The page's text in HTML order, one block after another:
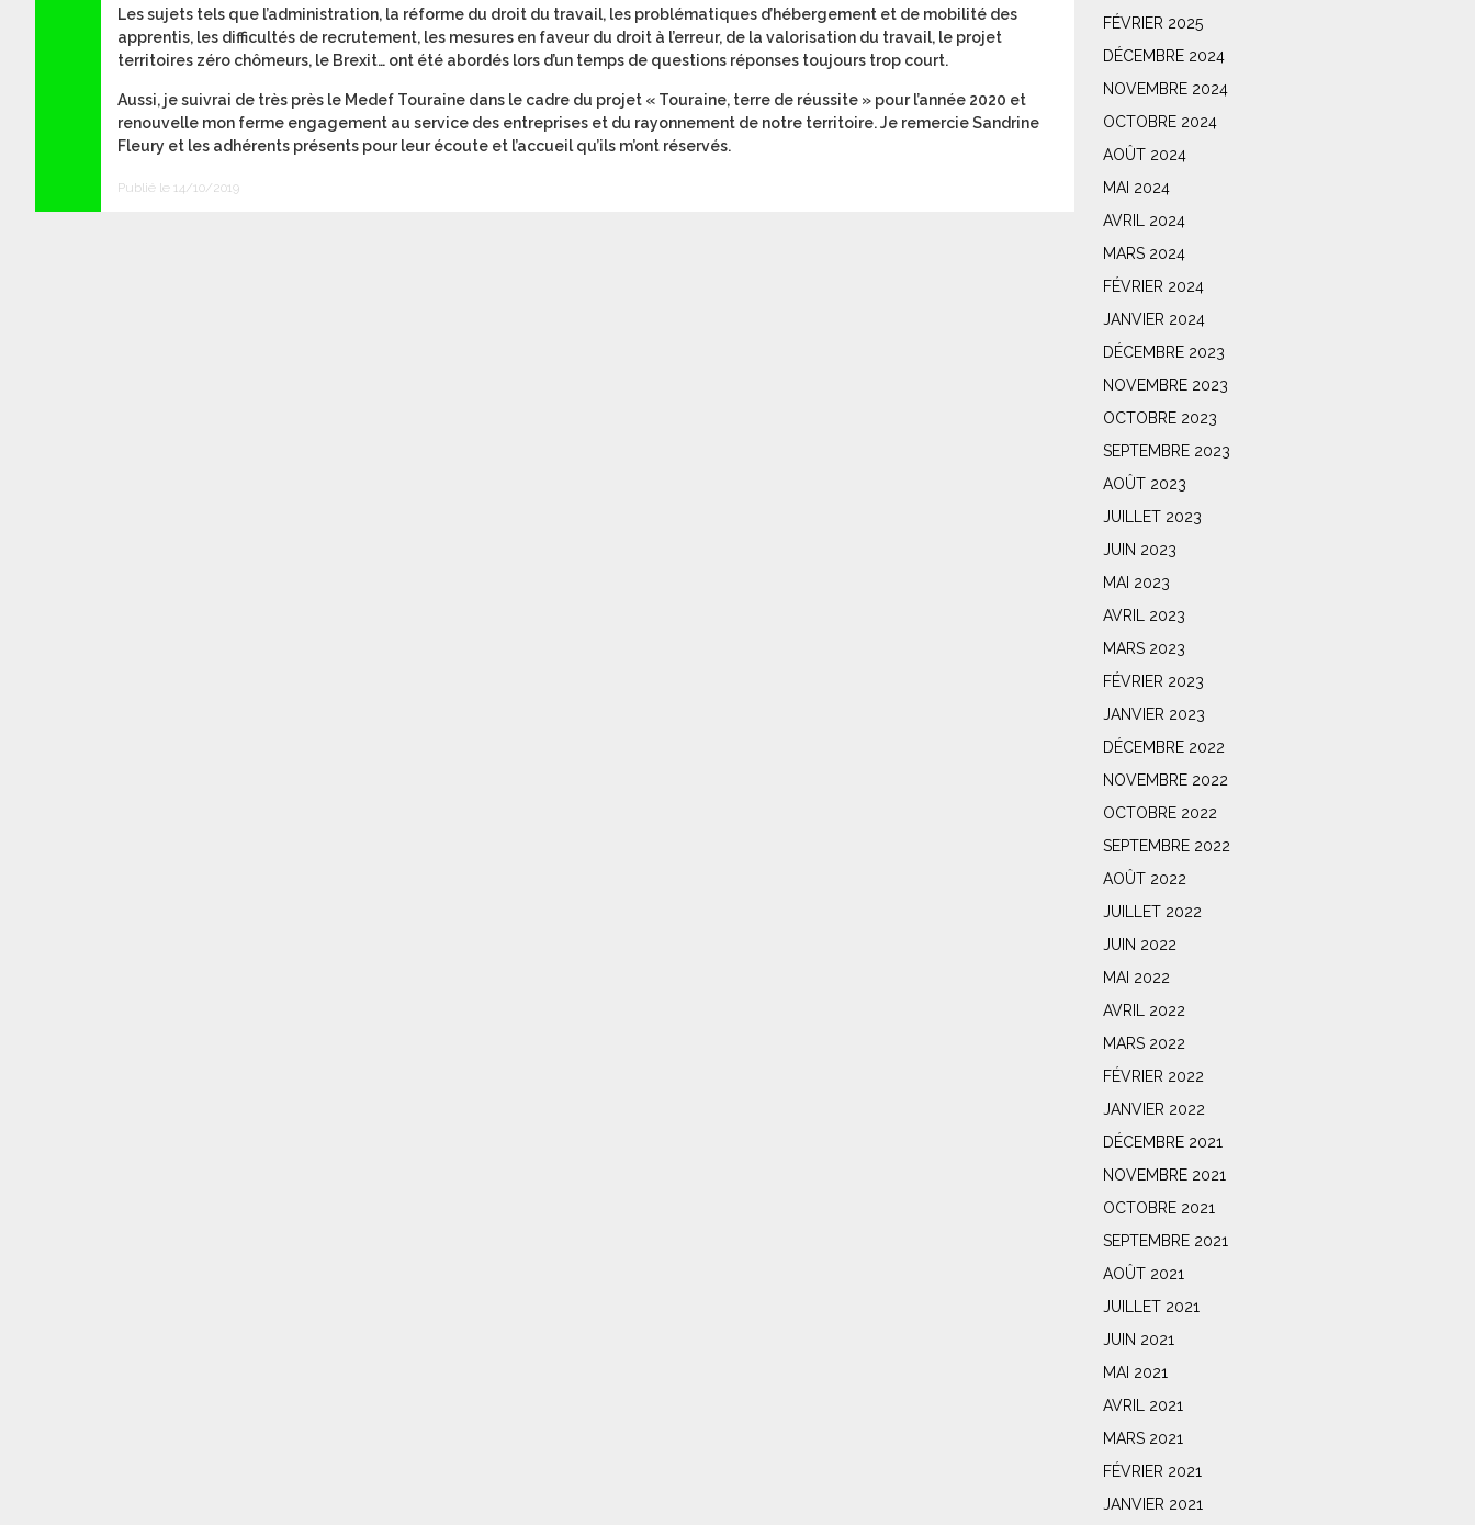
Les sujets tels que l’administration, la réforme du droit du travail, les problématiques d’hébergement et de mobilité des
apprentis, les difficultés de recrutement, les mesures en faveur du droit à l’erreur, de la valorisation du travail, le projet
territoires zéro chômeurs, le Brexit… ont été abordés lors d’un temps de questions réponses toujours trop court.
Aussi, je suivrai de très près le Medef Touraine dans le cadre du projet « Touraine, terre de réussite » pour l’année 2020 et
renouvelle mon ferme engagement au service des entreprises et du rayonnement de notre territoire. Je remercie Sandrine
Fleury et les adhérents présents pour leur écoute et l’accueil qu’ils m’ont réservés.
Publié le 14/10/2019
FÉVRIER 2025
DÉCEMBRE 2024
NOVEMBRE 2024
OCTOBRE 2024
AOÛT 2024
MAI 2024
AVRIL 2024
MARS 2024
FÉVRIER 2024
JANVIER 2024
DÉCEMBRE 2023
NOVEMBRE 2023
OCTOBRE 2023
SEPTEMBRE 2023
AOÛT 2023
JUILLET 2023
JUIN 2023
MAI 2023
AVRIL 2023
MARS 2023
FÉVRIER 2023
JANVIER 2023
DÉCEMBRE 2022
NOVEMBRE 2022
OCTOBRE 2022
SEPTEMBRE 2022
AOÛT 2022
JUILLET 2022
JUIN 2022
MAI 2022
AVRIL 2022
MARS 2022
FÉVRIER 2022
JANVIER 2022
DÉCEMBRE 2021
NOVEMBRE 2021
OCTOBRE 2021
SEPTEMBRE 2021
AOÛT 2021
JUILLET 2021
JUIN 2021
MAI 2021
AVRIL 2021
MARS 2021
FÉVRIER 2021
JANVIER 2021